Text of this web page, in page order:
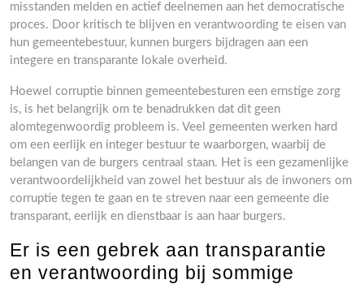
misstanden melden en actief deelnemen aan het democratische
proces. Door kritisch te blijven en verantwoording te eisen van
hun gemeentebestuur, kunnen burgers bijdragen aan een
integere en transparante lokale overheid.
Hoewel corruptie binnen gemeentebesturen een ernstige zorg
is, is het belangrijk om te benadrukken dat dit geen
alomtegenwoordig probleem is. Veel gemeenten werken hard
om een eerlijk en integer bestuur te waarborgen, waarbij de
belangen van de burgers centraal staan. Het is een gezamenlijke
verantwoordelijkheid van zowel het bestuur als de inwoners om
corruptie tegen te gaan en te streven naar een gemeente die
transparant, eerlijk en dienstbaar is aan haar burgers.
Er is een gebrek aan transparantie
en verantwoording bij sommige